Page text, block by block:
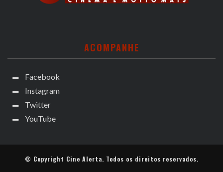
ACOMPANHE
Facebook
Instagram
Twitter
YouTube
© Copyright Cine Alerta. Todos os direitos reservados.